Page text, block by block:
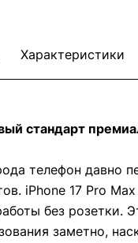
Характеристики
стандарт
телефон давно
iPhone 17 Pro
без розетки.
заметно,